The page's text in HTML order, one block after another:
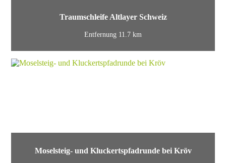
Traumschleife Altlayer Schweiz
Entfernung 11.7 km
Moselsteig- und Kluckertspfadrunde bei Kröv